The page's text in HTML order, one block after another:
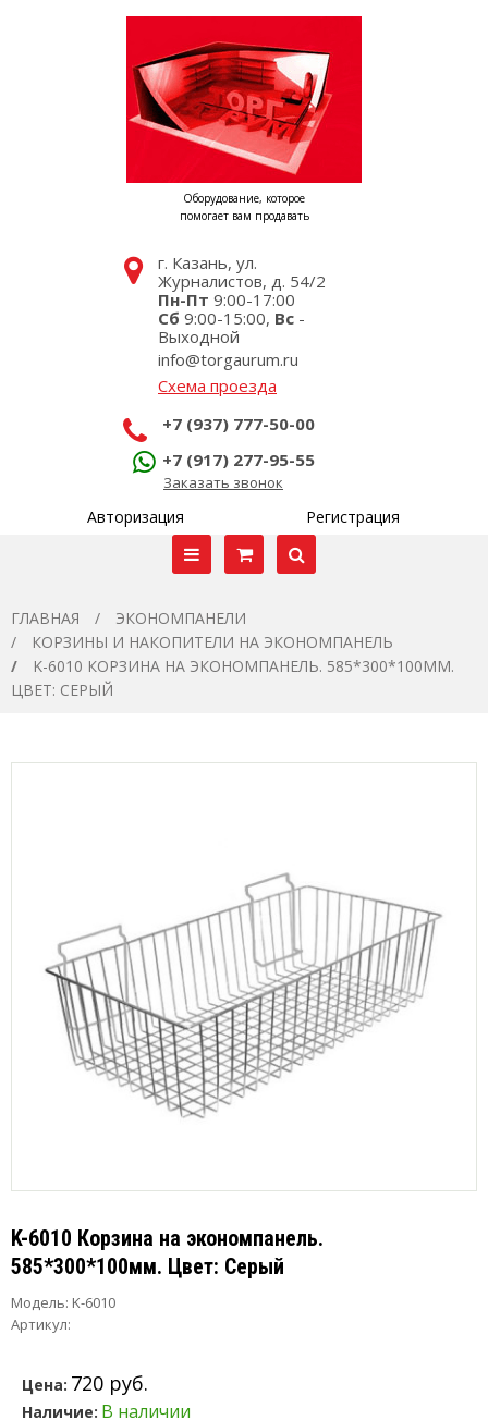
Оборудование, которое
помогает вам продавать
г. Казань, ул.
Журналистов, д. 54/2
Пн-Пт 9:00-17:00
Сб 9:00-15:00, Вс -
Выходной
info@torgaurum.ru
Схема проезда
+7 (937) 777-50-00
+7 (917) 277-95-55
Заказать звонок
Авторизация Регистрация
ГЛАВНАЯ
ЭКОНОМПАНЕЛИ
КОРЗИНЫ И НАКОПИТЕЛИ НА ЭКОНОМПАНЕЛЬ
K-6010 КОРЗИНА НА ЭКОНОМПАНЕЛЬ. 585*300*100ММ.
ЦВЕТ: СЕРЫЙ
K-6010 Корзина на экономпанель.
585*300*100мм. Цвет: Серый
Модель: K-6010
Артикул:
Цена: 720 руб.
Наличие: В наличии